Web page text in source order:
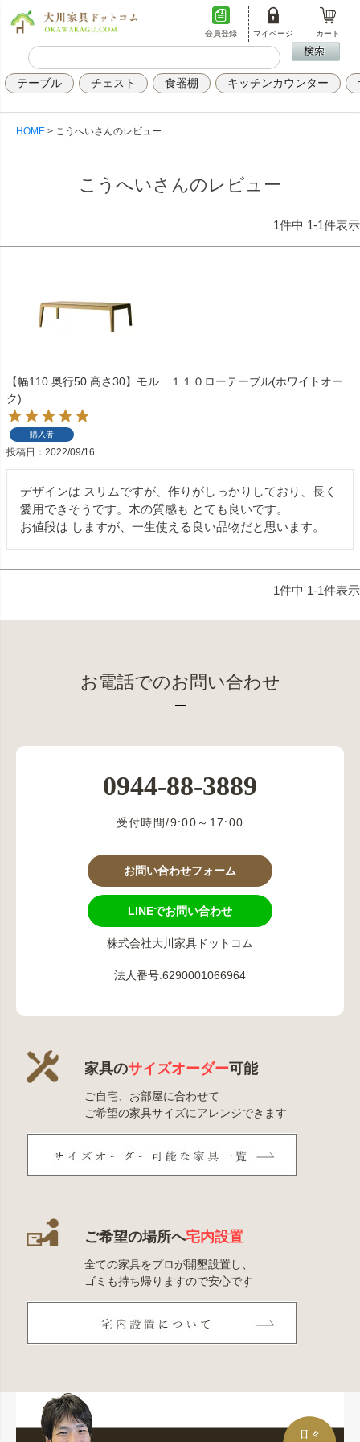
会員登録 マイページ カート
テーブル チェスト 食器棚 キッチンカウンター
HOME こうへいさんのレビュー
こうへいさんのレビュー
1件中 1-1件表示
【幅110 奥行50 高さ30】モル １１０ローテーブル(ホワイトオー
ク)
購入者
投稿日 2022/09/16
デザインは スリムですが、作りがしっかりしており、長く
愛用できそうです。木の質感も とても良いです。
お値段は しますが、一生使える良い品物だと思います。
1件中 1-1件表示
お電話でのお問い合わせ
0944-88-3889
受付時間/9:00～17:00
お問い合わせフォーム
LINEでお問い合わせ
株式会社大川家具ドットコム
法人番号:6290001066964
家具のサイズオーダー可能
ご自宅、お部屋に合わせて
ご希望の家具サイズにアレンジできます
ご希望の場所へ宅内設置
全ての家具をプロが開墾設置し、
ゴミも持ち帰りますので安心です